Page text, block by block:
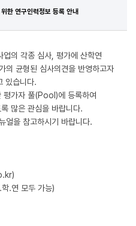
한 연구인력정보 등록 안내
업의 각종 심사, 평가에 산학연
의 균형된 심사의견을 반영하고자
있습니다.
평가자 풀(Pool)에 등록하여
많은 관심을 바랍니다.
얼을 참고하시기 바랍니다.
.연 모두 가능)